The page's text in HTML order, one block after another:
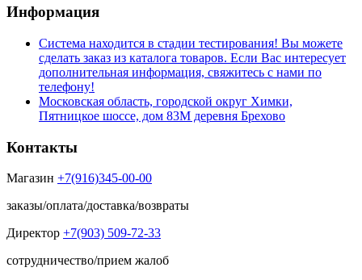
Информация
Система находится в стадии тестирования! Вы можете
сделать заказ из каталога товаров. Если Вас интересует
дополнительная информация, свяжитесь с нами по
телефону!
Московская область, городской округ Химки,
Пятницкое шоссе, дом 83М деревня Брехово
Контакты
Магазин +7(916)345-00-00
заказы/оплата/доставка/возвраты
Директор +7(903) 509-72-33
сотрудничество/прием жалоб